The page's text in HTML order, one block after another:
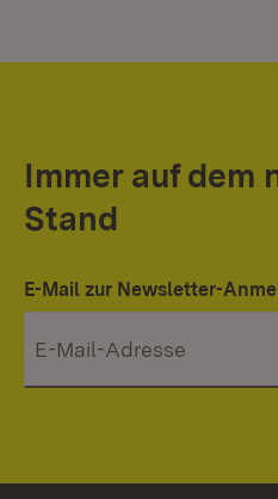
Immer auf dem
Stand
E-Mail zur Newsletter-